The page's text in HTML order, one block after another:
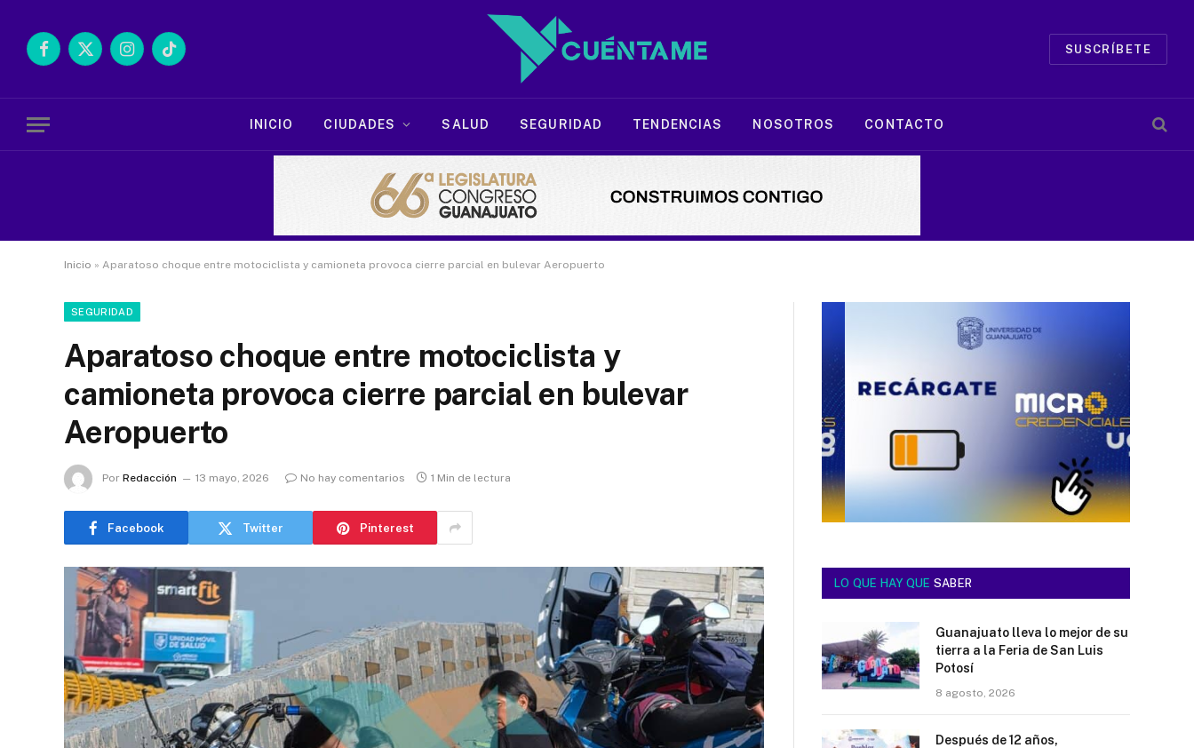
Facebook
X
InstagramTikTok
SUSCRÍBETE
INICIO CIUDADES SALUD SEGURIDAD TENDENCIAS NOSOTROS CONTACTO
Inicio » Aparatoso choque entre motociclista y camioneta provoca cierre parcial en bulevar Aeropuerto
SEGURIDAD
Aparatoso choque entre motociclista y
camioneta provoca cierre parcial en bulevar
Aeropuerto
Por Redacción 13 mayo, 2026 No hay comentarios 1 Min de lectura
Facebook Twitter Pinterest
LO QUE HAY QUE SABER
Guanajuato lleva lo mejor de su
tierra a la Feria de San Luis
Potosí
8 agosto, 2026
Después de 12 años,